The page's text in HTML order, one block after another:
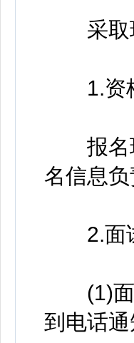
采取现
1.资
报名现
名信息
2.面
(1)面
到电话